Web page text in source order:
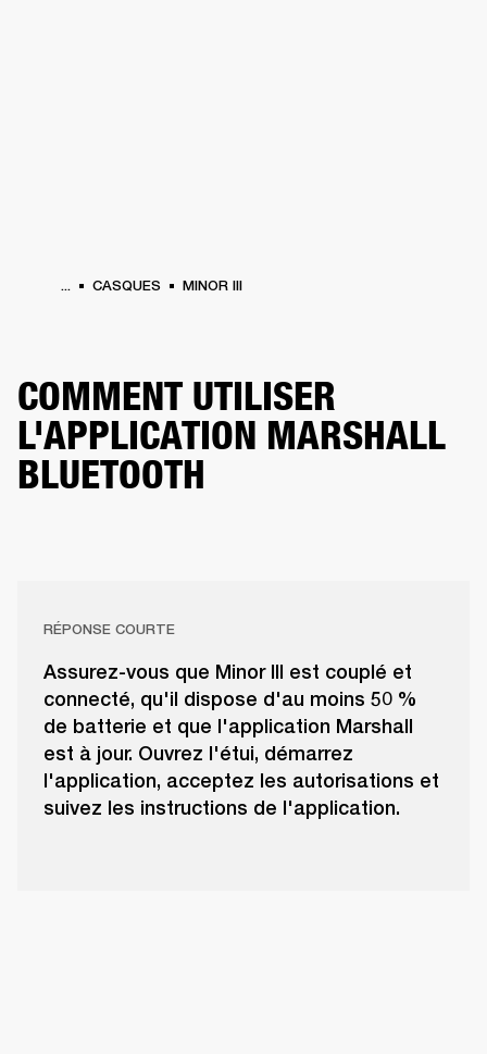
... CASQUES MINOR III
COMMENT UTILISER
L'APPLICATION MARSHALL
BLUETOOTH
RÉPONSE COURTE
Assurez-vous que Minor III est couplé et
connecté, qu'il dispose d'au moins 50 %
de batterie et que l'application Marshall
est à jour. Ouvrez l'étui, démarrez
l'application, acceptez les autorisations et
suivez les instructions de l'application.